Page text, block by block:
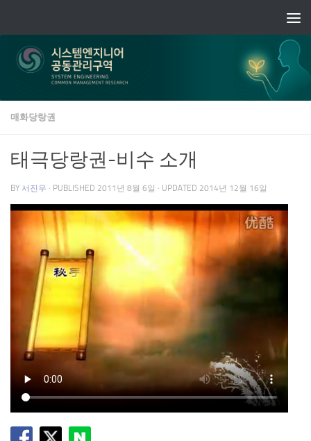
매화당랑권
태극당랑권-비수 소개
BY 서진우 · PUBLISHED 2011년 8월 6일 · UPDATED 2014년 12월 16일